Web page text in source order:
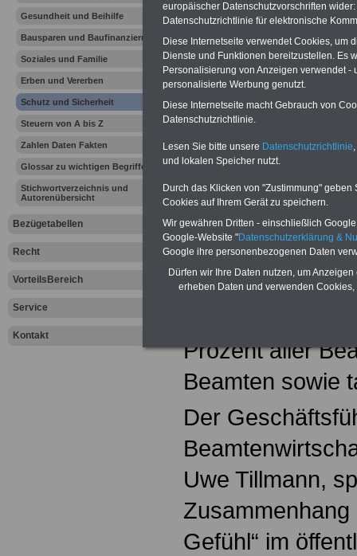
Gesundheit und Beihilfe
Bausparen und Baufinanzierung
Soziales und Familie
Erben und Vererben
Schutz und Sicherheit
Steuern von A bis Z
Zahlen Daten Fakten
Glossar zu wichtigen Begriffen
Stichwortverzeichnis und
Autorenübersicht
Bezügetabellen
Recht
VorteilsBereich
Service
Kontakt
Schutz
Die
Gewerkschaft
jeher für die
der
Wirtschaft nur
liegt,
Prozent aller
Beamten sowie
Der
Uwe Tillmann,
Zusammenhang
Gefühl“ im
europäischer Datenschutzvorschriften
Datenschutzrichtlinie für elektronische
Diese Internetseite verwendet Cookies, um
Dienste und Funktionen bereitzustellen. Es
Personalisierung von Anzeigen verwendet
personalisierte Werbung genutzt.
Diese Internetseite macht Gebrauch von
Datenschutzrichtlinie.
Lesen Sie bitte unsere Datenschutzrichtlinie
und lokalen Speicher nutzt.
Durch das Klicken von "Zustimmung"
Cookies auf Ihrem Gerät zu speichern.
Wir gewähren Dritten - einschließlich
Google-Website "Datenschutzerklärung &
Google ihre personenbezogenen Daten
Dürfen wir Ihre Daten nutzen, um
erheben Daten und verwenden